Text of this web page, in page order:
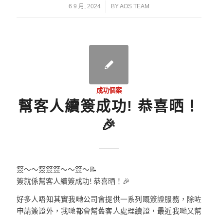
6 9 月, 2024
/ BYAOS TEAM
成功個案
幫客人續簽成功! 恭喜晒！
🎉
簽～～簽簽簽～～簽～📝
簽就係幫客人續簽成功! 恭喜晒！🎉
好多人唔知其實我哋公司會提供一系列嘅簽證服務，除咗
申請簽證外，我哋都會幫舊客人處理續證，最近我哋又幫